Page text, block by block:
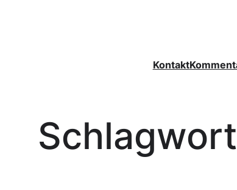
Kontakt